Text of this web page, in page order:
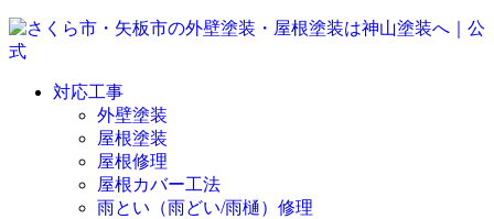
対応工事
外壁塗装
屋根塗装
屋根修理
屋根カバー工法
雨とい（雨どい/雨樋）修理